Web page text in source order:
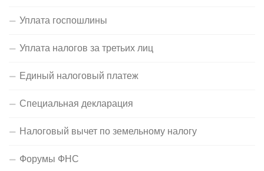
Уплата госпошлины
Уплата налогов за третьих лиц
Единый налоговый платеж
Специальная декларация
Налоговый вычет по земельному налогу
Форумы ФНС